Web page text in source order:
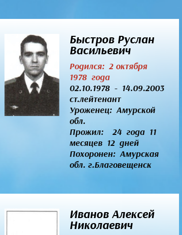
Быстров Руслан
Васильевич
Родился: 2 октября
1978 года
02.10.1978 - 14.09.2003
ст.лейтенант
Уроженец: Амурской
обл.
Прожил: 24 года 11
месяцев 12 дней
Похоронен: Амурская
обл. г.Благовещенск
Иванов Алексей
Николаевич